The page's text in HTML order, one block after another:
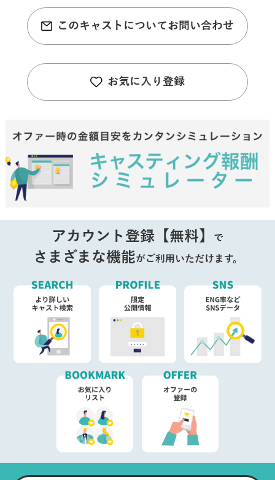
このキャストについてお問い合わせ
お気に入り登録
アカウント登録【無料】 で
さまざまな機能がご利用いただけます。